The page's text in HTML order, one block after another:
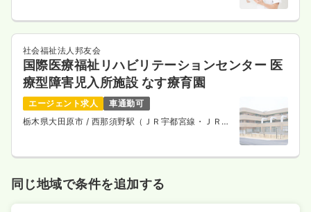
社会福祉法人邦友会
国際医療福祉リハビリテーションセンター 医
療型障害児入所施設 なす療育園
エージェント求人
車通勤可
栃木県大田原市 / 西那須野駅（ＪＲ宇都宮線・ＪＲ上
同じ地域で条件を追加する